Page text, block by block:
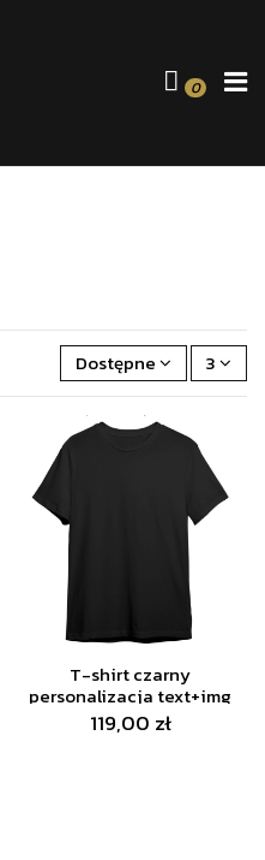
0
Dostępne 3
T-shirt czarny
personalizacja text+img
119,00 zł